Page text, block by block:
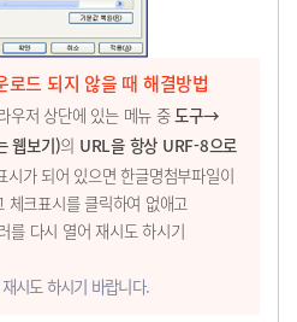
로드 되지 않을 때 해결방법
우저 상단에 있는 메뉴 중도구→
웹보기)의 URL을 항상 URF-8으로
시가 되어 있으면 한글명첨부파일이
체크표시를 클릭하여 없애고
를 다시 열어 재시도 하시기
시도 하시기 바랍니다.